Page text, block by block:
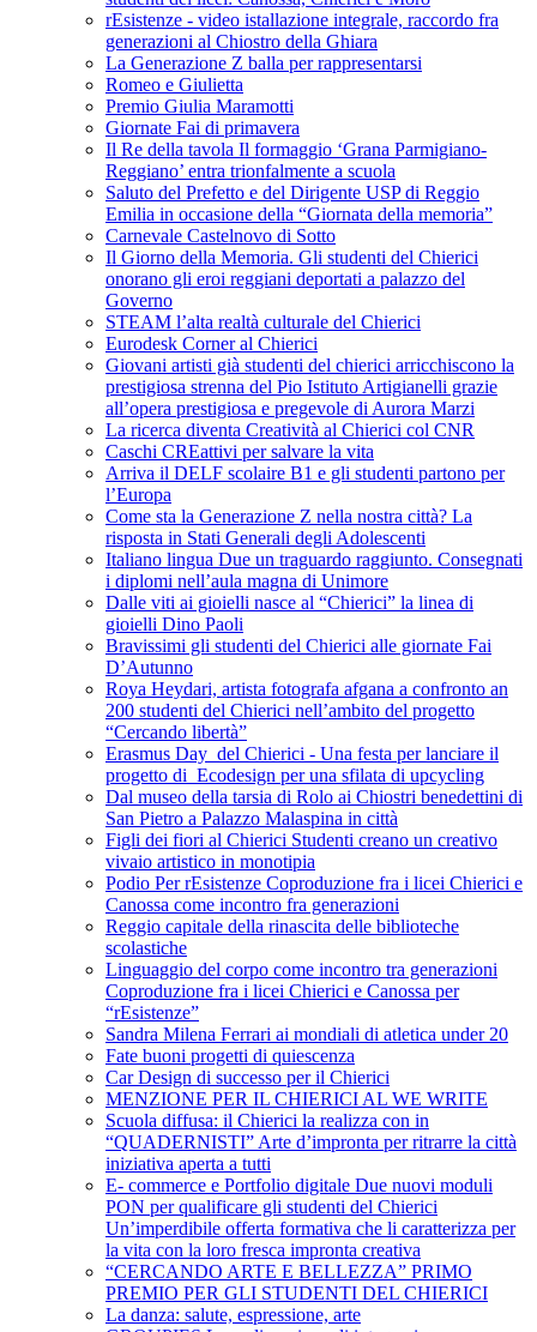
rEsistenze - video istallazione integrale, raccordo fra
generazioni al Chiostro della Ghiara
La Generazione Z balla per rappresentarsi
Romeo e Giulietta
Premio Giulia Maramotti
Giornate Fai di primavera
Il Re della tavola Il formaggio ‘Grana Parmigiano-
Reggiano’ entra trionfalmente a scuola
Saluto del Prefetto e del Dirigente USP di Reggio
Emilia in occasione della “Giornata della memoria”
Carnevale Castelnovo di Sotto
Il Giorno della Memoria. Gli studenti del Chierici
onorano gli eroi reggiani deportati a palazzo del
Governo
STEAM l’alta realtà culturale del Chierici
Eurodesk Corner al Chierici
Giovani artisti già studenti del chierici arricchiscono la
prestigiosa strenna del Pio Istituto Artigianelli grazie
all’opera prestigiosa e pregevole di Aurora Marzi
La ricerca diventa Creatività al Chierici col CNR
Caschi CREattivi per salvare la vita
Arriva il DELF scolaire B1 e gli studenti partono per
l’Europa
Come sta la Generazione Z nella nostra città? La
risposta in Stati Generali degli Adolescenti
Italiano lingua Due un traguardo raggiunto. Consegnati
i diplomi nell’aula magna di Unimore
Dalle viti ai gioielli nasce al “Chierici” la linea di
gioielli Dino Paoli
Bravissimi gli studenti del Chierici alle giornate Fai
D’Autunno
Roya Heydari, artista fotografa afgana a confronto an
200 studenti del Chierici nell’ambito del progetto
“Cercando libertà”
Erasmus Day del Chierici - Una festa per lanciare il
progetto di Ecodesign per una sfilata di upcycling
Dal museo della tarsia di Rolo ai Chiostri benedettini di
San Pietro a Palazzo Malaspina in città
Figli dei fiori al Chierici Studenti creano un creativo
vivaio artistico in monotipia
Podio Per rEsistenze Coproduzione fra i licei Chierici e
Canossa come incontro fra generazioni
Reggio capitale della rinascita delle biblioteche
scolastiche
Linguaggio del corpo come incontro tra generazioni
Coproduzione fra i licei Chierici e Canossa per
“rEsistenze”
Sandra Milena Ferrari ai mondiali di atletica under 20
Fate buoni progetti di quiescenza
Car Design di successo per il Chierici
MENZIONE PER IL CHIERICI AL WE WRITE
Scuola diffusa: il Chierici la realizza con in
“QUADERNISTI” Arte d’impronta per ritrarre la città
iniziativa aperta a tutti
E- commerce e Portfolio digitale Due nuovi moduli
PON per qualificare gli studenti del Chierici
Un’imperdibile offerta formativa che li caratterizza per
la vita con la loro fresca impronta creativa
“CERCANDO ARTE E BELLEZZA” PRIMO
PREMIO PER GLI STUDENTI DEL CHIERICI
La danza: salute, espressione, arte